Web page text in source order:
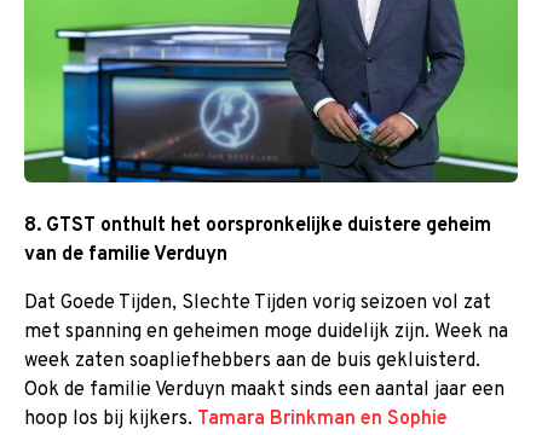
8. GTST onthult het oorspronkelijke duistere geheim
van de familie Verduyn
Dat Goede Tijden, Slechte Tijden vorig seizoen vol zat
met spanning en geheimen moge duidelijk zijn. Week na
week zaten soapliefhebbers aan de buis gekluisterd.
Ook de familie Verduyn maakt sinds een aantal jaar een
hoop los bij kijkers. Tamara Brinkman en Sophie